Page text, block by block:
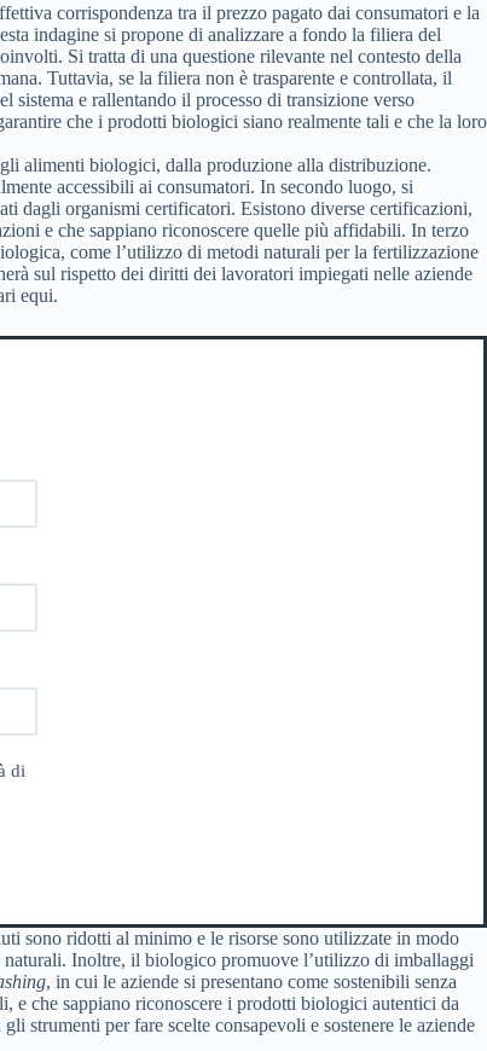
corrispondenza tra il prezzo pagato dai consumatori e la
indagine si propone di analizzare a fondo la filiera del
Si tratta di una questione rilevante nel contesto della
Tuttavia, se la filiera non è trasparente e controllata, il
sistema e rallentando il processo di transizione verso
che i prodotti biologici siano realmente tali e che la loro
alimenti biologici, dalla produzione alla distribuzione.
accessibili ai consumatori. In secondo luogo, si
dagli organismi certificatori. Esistono diverse certificazioni,
e che sappiano riconoscere quelle più affidabili. In terzo
come l’utilizzo di metodi naturali per la fertilizzazione
sul rispetto dei diritti dei lavoratori impiegati nelle aziende
equi.
di
sono ridotti al minimo e le risorse sono utilizzate in modo
naturali. Inoltre, il biologico promuove l’utilizzo di imballaggi
, in cui le aziende si presentano come sostenibili senza
e che sappiano riconoscere i prodotti biologici autentici da
strumenti per fare scelte consapevoli e sostenere le aziende